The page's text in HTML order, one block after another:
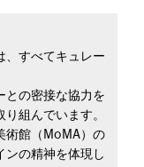
、すべてキュレー
との密接な協力を
組んでいます。
術館（MoMA）の
ンの精神を体現し